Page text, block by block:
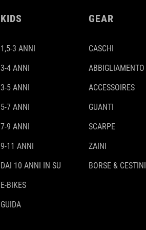
KIDS
1,5-3 ANNI
3-4 ANNI
3-5 ANNI
5-7 ANNI
7-9 ANNI
9-11 ANNI
DAI 10 ANNI IN SU
E-BIKES
GUIDA
GEAR
CASCHI
ABBIGLIAMENTO
ACCESSOIRES
GUANTI
SCARPE
ZAINI
BORSE & CESTINI